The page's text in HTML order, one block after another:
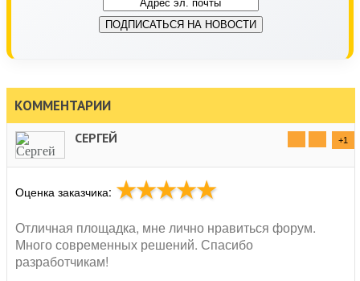
КОММЕНТАРИИ
+1
СЕРГЕЙ
Оценка заказчика: ★★★★★
Отличная площадка, мне лично нравиться форум.
Много современных решений. Спасибо
разработчикам!